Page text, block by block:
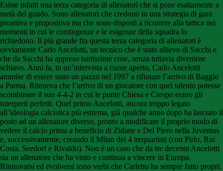
Esiste infatti una terza categoria di allenatori che si pone esattamente a
metà del guado. Sono allenatori che credono in una strategia di gara
proattiva e propositiva ma che sono disposti a ricorrere alla tattica nei
momenti in cui le contingenze e le esigenze della squadra lo
richiedono. Il più grande fra questa terza categoria di allenatori è
ovviamente Carlo Ancelotti, un tecnico che è stato allievo di Sacchi e
che da Sacchi ha appreso tantissime cose, senza tuttavia divenirne
schiavo. Anni fa, in un’intervista a cuore aperto, Carlo Ancelotti
ammise di essere stato un pazzo nel 1997 a rifiutare l’arrivo di Baggio
a Parma. Riteneva che l’arrivo di un giocatore con quel talento potesse
scombinare il suo 4-4-2 in cui le punte Chiesa e Crespo erano gli
interpreti perfetti. Quel primo Ancelotti, ancora troppo legato
all’ideologia calcistica più estrema, già qualche anno dopo ha lasciato il
posto ad un allenatore diverso, pronto a modificare il proprio modo di
vedere il calcio prima a beneficio di Zidane e Del Piero nella Juventus
e, successivamente, creando il Milan dei 4 trequartisti (con Pirlo, Rui
Costa, Seedorf e Rivaldo). Non è un caso che da tre decenni Ancelotti
sia un allenatore che ha vinto e continua a vincere in Europa.
Rinnovarsi ed evolversi sono verbi che Carletto ha sempre fatto propri.